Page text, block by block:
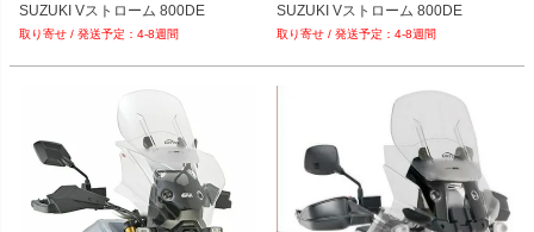
SUZUKI Vストローム 800DE
4-8週間
SUZUKI Vストローム 800DE
4-8週間